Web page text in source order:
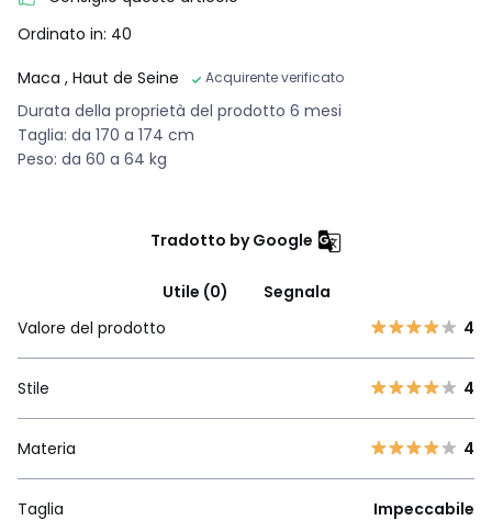
Ordinato in: 40
Maca , Haut de Seine Acquirente verificato
Durata della proprietà del prodotto 6 mesi
Taglia: da 170 a 174 cm
Peso: da 60 a 64 kg
Tradotto by Google
Utile (0)
Segnala
Valore del prodotto
4
Stile 4
Materia 4
Taglia Impeccabile